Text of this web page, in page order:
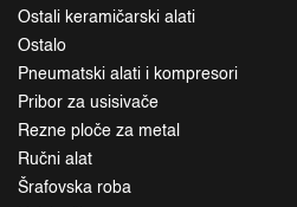
Ostali keramičarski alati
Ostalo
Pneumatski alati i kompresori
Pribor za usisivače
Rezne ploče za metal
Ručni alat
Šrafovska roba